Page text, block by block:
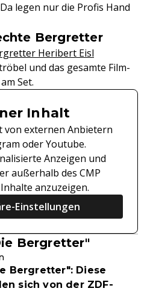
legen nur die Profis Hand
Bergretter
Heribert Eisl
und das gesamte Film-
Set.
Inhalt
von externen Anbietern
oder Youtube.
Anzeigen und
außerhalb des CMP
anzuzeigen.
Einstellungen
Bergretter"
Bergretter": Diese
sich von der ZDF-